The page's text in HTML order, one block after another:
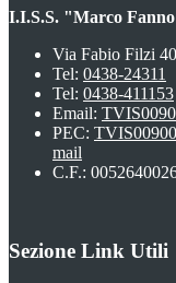
I.I.S.S. "Marco
Via Fabio Filzi
Tel: 0438-24311
Tel: 0438-411153
Email:
PEC:
mail
C.F.:
Sezione Link Utili